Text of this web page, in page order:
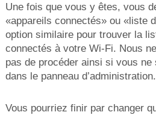
Une fois que vous y êtes, vous
«appareils connectés» ou «liste
option similaire pour trouver la
connectés à votre Wi-Fi. Nous
pas de procéder ainsi si vous
dans le panneau d’administration.
Vous pourriez finir par changer